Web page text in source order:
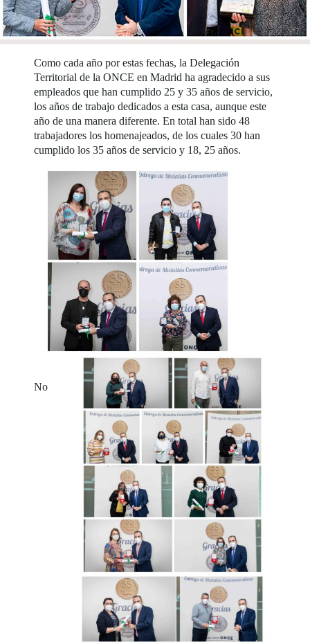
Como cada año por estas fechas, la Delegación
Territorial de la ONCE en Madrid ha agradecido a sus
empleados que han cumplido 25 y 35 años de servicio,
los años de trabajo dedicados a esta casa, aunque este
año de una manera diferente. En total han sido 48
trabajadores los homenajeados, de los cuales 30 han
cumplido los 35 años de servicio y 18, 25 años.
No